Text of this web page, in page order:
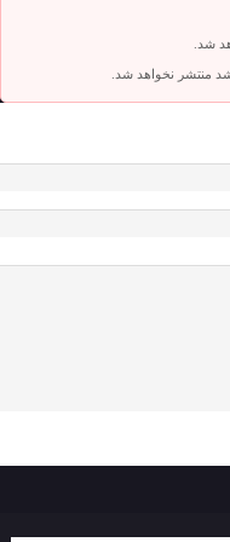
شد.
منتشر نخواهد شد.